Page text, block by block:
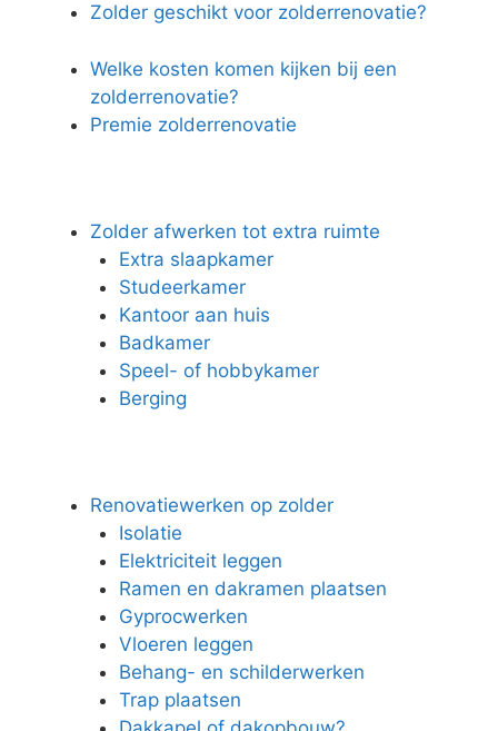
Zolder geschikt voor zolderrenovatie?
Welke kosten komen kijken bij een
zolderrenovatie?
Premie zolderrenovatie
Zolder afwerken tot extra ruimte
Extra slaapkamer
Studeerkamer
Kantoor aan huis
Badkamer
Speel- of hobbykamer
Berging
Renovatiewerken op zolder
Isolatie
Elektriciteit leggen
Ramen en dakramen plaatsen
Gyprocwerken
Vloeren leggen
Behang- en schilderwerken
Trap plaatsen